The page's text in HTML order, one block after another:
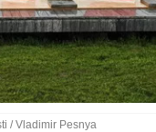
/ Vladimir Pesnya